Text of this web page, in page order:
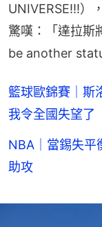
UNIVERSE!!!）
驚嘆：「達拉斯
be another
籃球歐錦賽｜斯
我令全國失望了
NBA｜當錫失
助攻